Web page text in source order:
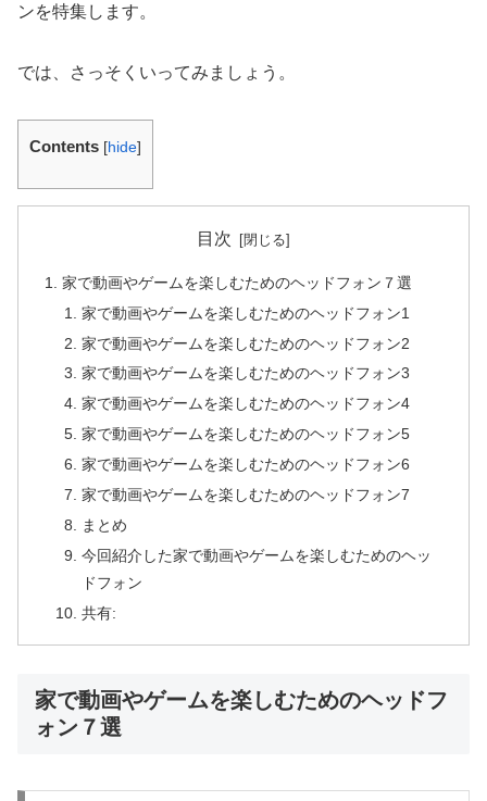
ンを特集します。
では、さっそくいってみましょう。
Contents [hide]
目次
家で動画やゲームを楽しむためのヘッドフォン７選
家で動画やゲームを楽しむためのヘッドフォン1
家で動画やゲームを楽しむためのヘッドフォン2
家で動画やゲームを楽しむためのヘッドフォン3
家で動画やゲームを楽しむためのヘッドフォン4
家で動画やゲームを楽しむためのヘッドフォン5
家で動画やゲームを楽しむためのヘッドフォン6
家で動画やゲームを楽しむためのヘッドフォン7
まとめ
今回紹介した家で動画やゲームを楽しむためのヘッ
ドフォン
共有:
家で動画やゲームを楽しむためのヘッドフ
ォン７選